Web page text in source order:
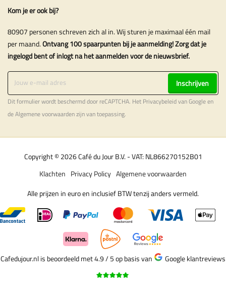
Kom je er ook bij?
80907 personen schreven zich al in. Wij sturen je maximaal één mail
per maand.Ontvang 100 spaarpunten bij je aanmelding! Zorg dat je
ingelogd bent of inlogt na het aanmelden voor de nieuwsbrief.
Inschrijven
Dit formulier wordt beschermd door reCAPTCHA. Het Privacybeleidvan Google en
deAlgemene voorwaardenzijn van toepassing.
Copyright © 2026 Café du Jour B.V. - VAT: NL866270152B01
Algemene voorwaarden
Privacy Policy
Klachten
Alle prijzen in euro en inclusief BTW tenzij anders vermeld.
Cafedujour.nl is beoordeeld met 4.9 / 5op basis van Google klantreviews